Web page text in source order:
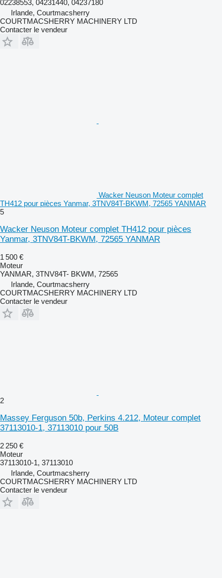
02238553, 04231440, 04237180
Irlande, Courtmacsherry
COURTMACSHERRY MACHINERY LTD
Contacter le vendeur
Wacker Neuson Moteur complet
TH412 pour pièces Yanmar, 3TNV84T-BKWM, 72565 YANMAR
5
Wacker Neuson Moteur complet TH412 pour pièces
Yanmar, 3TNV84T-BKWM, 72565 YANMAR
1 500 €
Moteur
YANMAR, 3TNV84T- BKWM, 72565
Irlande, Courtmacsherry
COURTMACSHERRY MACHINERY LTD
Contacter le vendeur
2
Massey Ferguson 50b, Perkins 4.212, Moteur complet
37113010-1, 37113010 pour 50B
2 250 €
Moteur
37113010-1, 37113010
Irlande, Courtmacsherry
COURTMACSHERRY MACHINERY LTD
Contacter le vendeur